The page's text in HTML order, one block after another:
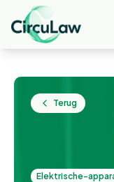
Terug
elektrische-